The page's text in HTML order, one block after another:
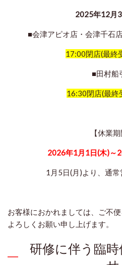
2025年12月
■会津アピオ店・会津千石
17:00閉店(最終
■田村船
16:30閉店(最
【休業期
2026年1月1日(木)～
1月5日(月)より、通常
お客様におかれましては、ご不
よろしくお願い申し上げます。
研修に伴う臨